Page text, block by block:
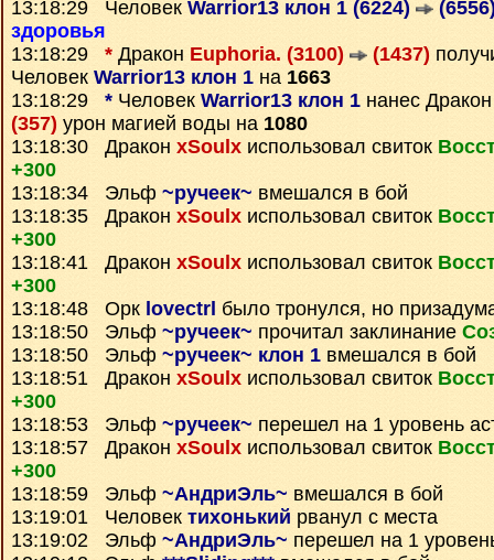
13:18:29 Человек Warrior13 клон 1 (6224)
здоровья
13:18:29 * Дракон Euphoria. (3100) (1437)
Человек Warrior13 клон 1 на 1663
13:18:29 * Человек Warrior13 клон 1 нанес
(357) урон магией воды на 1080
13:18:30 Дракон xSoulx использовал свиток
+300
13:18:34 Эльф ~ручеек~ вмешался в бой
13:18:35 Дракон xSoulx использовал свиток
+300
13:18:41 Дракон xSoulx использовал свиток
+300
13:18:48 Орк lovectrl было тронулся, но
13:18:50 Эльф ~ручеек~ прочитал заклинание
13:18:50 Эльф ~ручеек~ клон 1 вмешался в бой
13:18:51 Дракон xSoulx использовал свиток
+300
13:18:53 Эльф ~ручеек~ перешел на 1 уровень
13:18:57 Дракон xSoulx использовал свиток
+300
13:18:59 Эльф ~АндриЭль~ вмешался в бой
13:19:01 Человек тихонький рванул с места
13:19:02 Эльф ~АндриЭль~ перешел на 1